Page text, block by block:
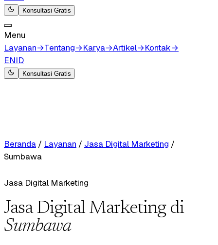
Konsultasi Gratis
Menu
Layanan→Tentang→Karya→Artikel→Kontak→
ENID
Konsultasi Gratis
Beranda / Layanan / Jasa Digital Marketing /
Sumbawa
Jasa Digital Marketing
Jasa Digital Marketing di
Sumbawa